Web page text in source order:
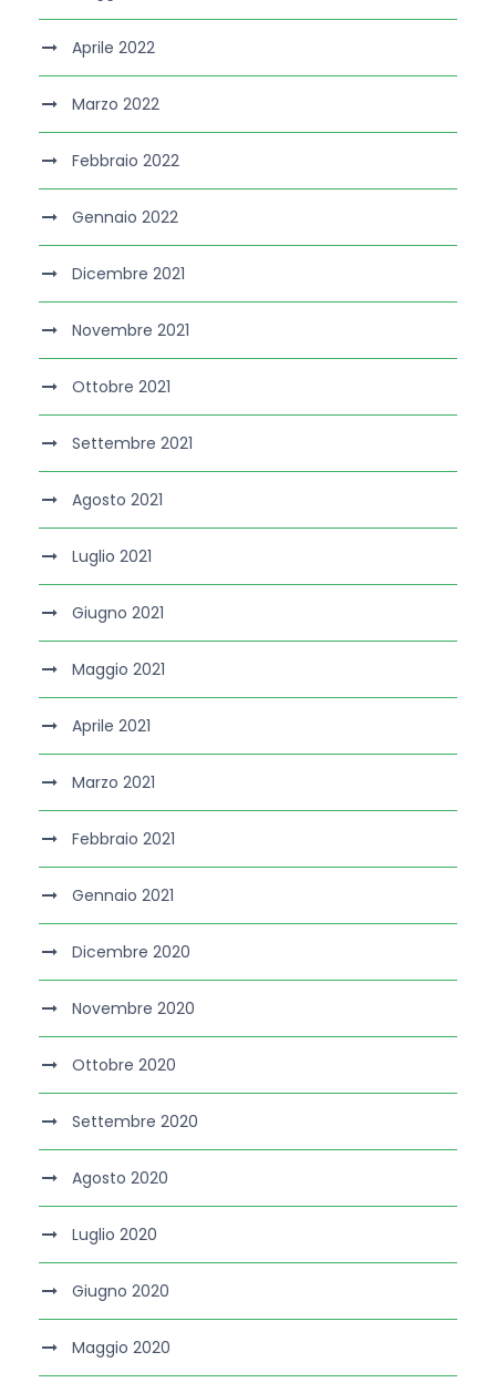
Aprile 2022
Marzo 2022
Febbraio 2022
Gennaio 2022
Dicembre 2021
Novembre 2021
Ottobre 2021
Settembre 2021
Agosto 2021
Luglio 2021
Giugno 2021
Maggio 2021
Aprile 2021
Marzo 2021
Febbraio 2021
Gennaio 2021
Dicembre 2020
Novembre 2020
Ottobre 2020
Settembre 2020
Agosto 2020
Luglio 2020
Giugno 2020
Maggio 2020